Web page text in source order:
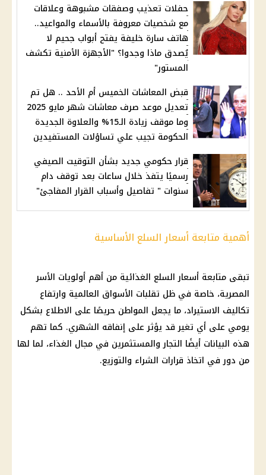
حفلات تعذيب وصفقات مشبوهة وعلاقات
مع شخصيات معروفة بالأسماء والمواعيد..
هاتف سارة خليفة يفتح أبواب جحيم لا
يُصدق ماذا وجدوا؟ "الأجهزة الأمنية تكشف
المستور"
قبض المعاشات الخميس أم الأحد .. هل تم
تعديل موعد صرف معاشات شهر مايو 2025
وما موقف زيادة الـ15% والعلاوة الجديدة
الحكومة تجيب علي تساؤلات المستفيدين
قرار حكومي جديد بشأن التوقيت الصيفي
رسميًا يتفذ خلال ساعات بعد توقف دام
سنوات " تفاصيل وأسباب القرار المفاجئ"
أهمية متابعة أسعار السلع الأساسية
تبقى متابعة أسعار السلع الغذائية من أهم أولويات الأسر
المصرية، خاصة في ظل تقلبات الأسواق العالمية وارتفاع
تكاليف الاستيراد، ما يجعل المواطن حريصًا على الاطلاع بشكل
يومي على أي تغير قد يؤثر على إنفاقه الشهري. كما تهم
هذه البيانات أيضًا التجار والمستثمرين في مجال الغذاء، لما لها
من دور في اتخاذ قرارات الشراء والتوزيع.